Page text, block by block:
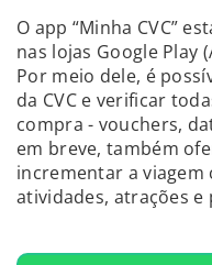
O app “Minha CVC”
nas lojas Google Play
Por meio dele, é
da CVC e verificar
compra - vouchers,
em breve, também
incrementar a viagem
atividades, atrações e